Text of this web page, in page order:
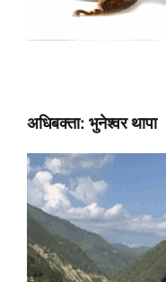
अधिबक्ता: भुनेश्वर थापा